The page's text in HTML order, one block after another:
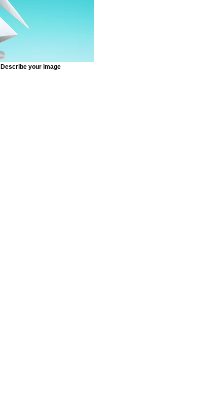
Describe your image